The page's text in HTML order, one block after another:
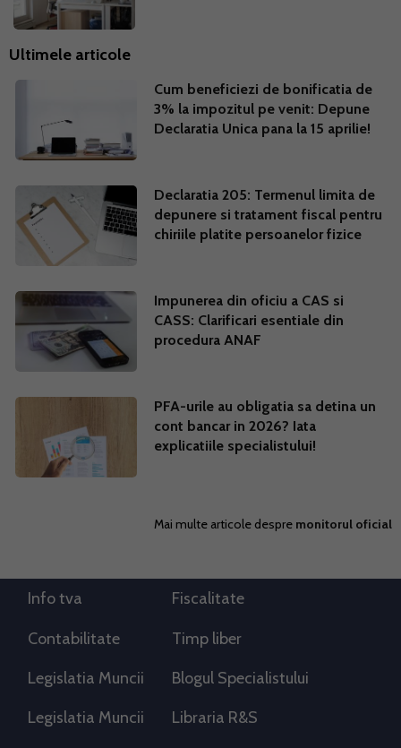
Ultimele articole
Cum beneficiezi de bonificatia de
3% la impozitul pe venit: Depune
Declaratia Unica pana la 15 aprilie!
Declaratia 205: Termenul limita de
depunere si tratament fiscal pentru
chiriile platite persoanelor fizice
Impunerea din oficiu a CAS si
CASS: Clarificari esentiale din
procedura ANAF
PFA-urile au obligatia sa detina un
cont bancar in 2026? Iata
explicatiile specialistului!
Mai multe articole despre monitorul oficial
Info tva Fiscalitate
Contabilitate Timp liber
Legislatia Muncii Blogul Specialistului
Legislatia Muncii Libraria R&S